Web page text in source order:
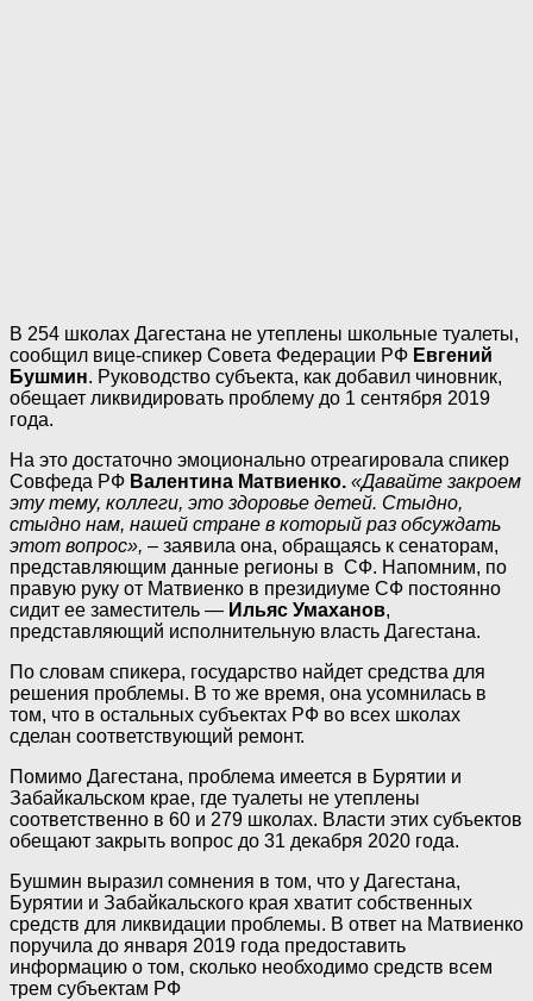
В 254 школах Дагестана не утеплены школьные туалеты,
сообщил вице-спикер Совета Федерации РФ Евгений
Бушмин. Руководство субъекта, как добавил чиновник,
обещает ликвидировать проблему до 1 сентября 2019
года.
На это достаточно эмоционально отреагировала спикер
Совфеда РФ Валентина Матвиенко. «Давайте закроем
эту тему, коллеги, это здоровье детей. Стыдно,
стыдно нам, нашей стране в который раз обсуждать
этот вопрос», – заявила она, обращаясь к сенаторам,
представляющим данные регионы в СФ. Напомним, по
правую руку от Матвиенко в президиуме СФ постоянно
сидит ее заместитель — Ильяс Умаханов,
представляющий исполнительную власть Дагестана.
По словам спикера, государство найдет средства для
решения проблемы. В то же время, она усомнилась в
том, что в остальных субъектах РФ во всех школах
сделан соответствующий ремонт.
Помимо Дагестана, проблема имеется в Бурятии и
Забайкальском крае, где туалеты не утеплены
соответственно в 60 и 279 школах. Власти этих субъектов
обещают закрыть вопрос до 31 декабря 2020 года.
Бушмин выразил сомнения в том, что у Дагестана,
Бурятии и Забайкальского края хватит собственных
средств для ликвидации проблемы. В ответ на Матвиенко
поручила до января 2019 года предоставить
информацию о том, сколько необходимо средств всем
трем субъектам РФ